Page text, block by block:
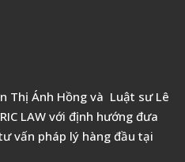
Thị Ánh Hồng và Luật sư Lê
LAW với định hướng đưa
vấn pháp lý hàng đầu tại